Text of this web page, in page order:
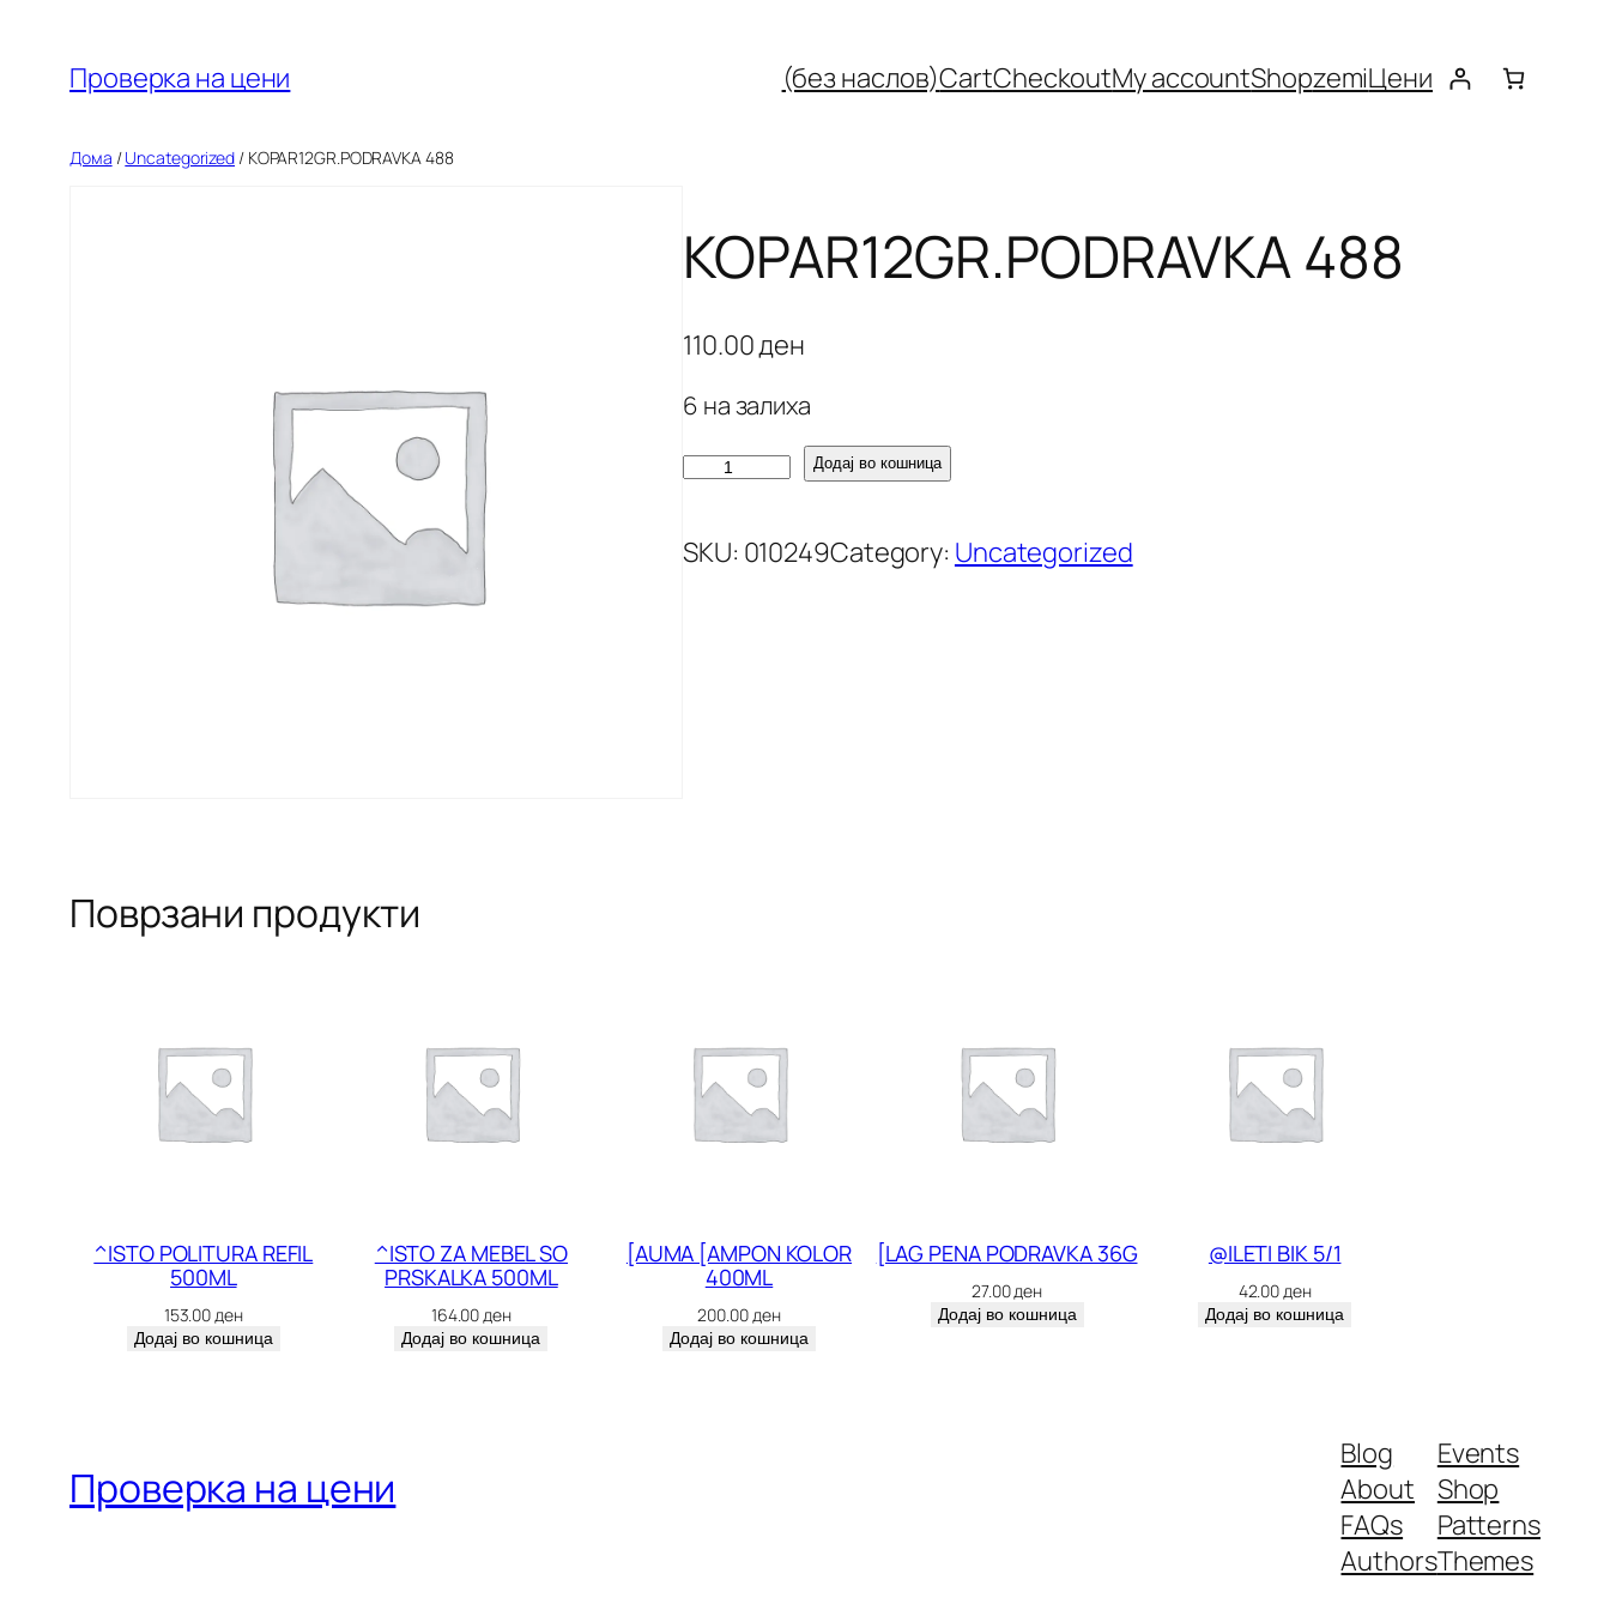
содржината
Проверка на цени (без наслов)CartCheckoutMy accountShopzemiЦени
Дома /Uncategorized / KOPAR12GR.PODRAVKA 488
KOPAR12GR.PODRAVKA 488
110.00ден
6 на залиха
K
P
A
A
8
о
Додај во кошница
SKU: 010249Category: Uncategorized
Поврзани продукти
^ISTO POLITURA REFIL
500ML
153.00 ден
Додај во кошница
^ISTO ZA MEBEL SO
PRSKALKA 500ML
164.00 ден
Додај во кошница
[AUMA [AMPON KOLOR
400ML
200.00 ден
Додај во кошница
[LAG PENA PODRAVKA 36G
27.00ден
Додај во кошница
@ILETI BIK 5/1
42.00 ден
Додај во кошница
Проверка на цени
Blog
About
FAQs
Authors
Events
Shop
Patterns
Themes